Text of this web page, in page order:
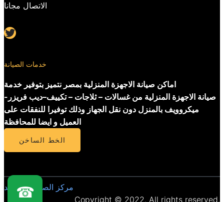
الاتصال مجانا
Twitter
خدمات الصيانة
اماكن صيانة الاجهزة المنزلية بمصر نتميز بتوفير خدمة
صيانة الاجهزة المنزلية من غسالات – ثلاجات – تكييف–ديب فريزر-
ميكروويف بالمنزل دون نقل الجهاز وذلك توفيرا للنفقات على
العميل و ايضا للمحافظة
الخط الساخن
مركز الصيانة المعتمد
Copyright © 2022. All rights reserved.
☎